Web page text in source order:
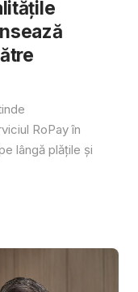
RoPay în
lângă plățile și